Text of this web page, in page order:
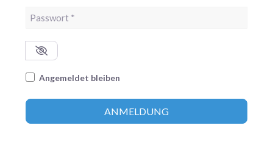
Passwort *
Angemeldet bleiben
ANMELDUNG